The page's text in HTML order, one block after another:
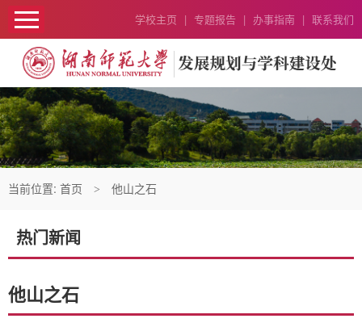
学校主页 | 专题报告 | 办事指南 | 联系我们
当前位置: 首页 > 他山之石
热门新闻
他山之石